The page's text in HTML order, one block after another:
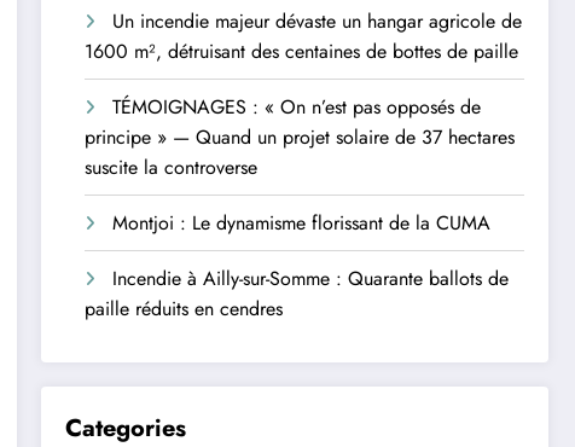
Un incendie majeur dévaste un hangar agricole de
1600 m², détruisant des centaines de bottes de paille
TÉMOIGNAGES : « On n’est pas opposés de
principe » — Quand un projet solaire de 37 hectares
suscite la controverse
Montjoi : Le dynamisme florissant de la CUMA
Incendie à Ailly-sur-Somme : Quarante ballots de
paille réduits en cendres
Categories